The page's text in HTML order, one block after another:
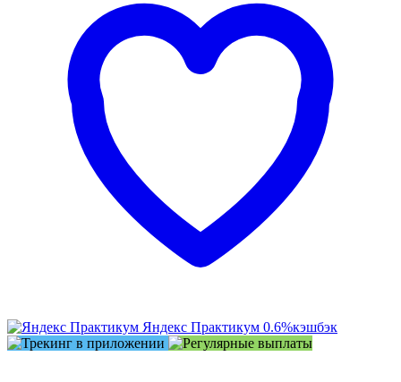
Яндекс Практикум 0.6%кэшбэк